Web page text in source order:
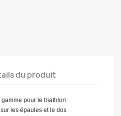
du produit
pour le triathlon
les épaules et le dos